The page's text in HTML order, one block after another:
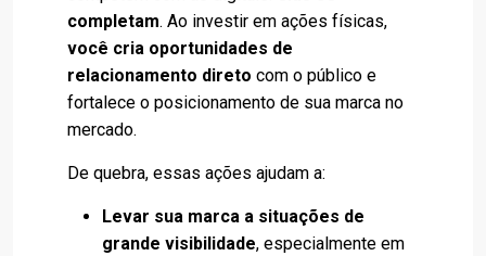
completam. Ao investir em ações físicas,
você cria oportunidades de
relacionamento direto com o público e
fortalece o posicionamento de sua marca no
mercado.
De quebra, essas ações ajudam a:
Levar sua marca a situações de
grande visibilidade, especialmente em